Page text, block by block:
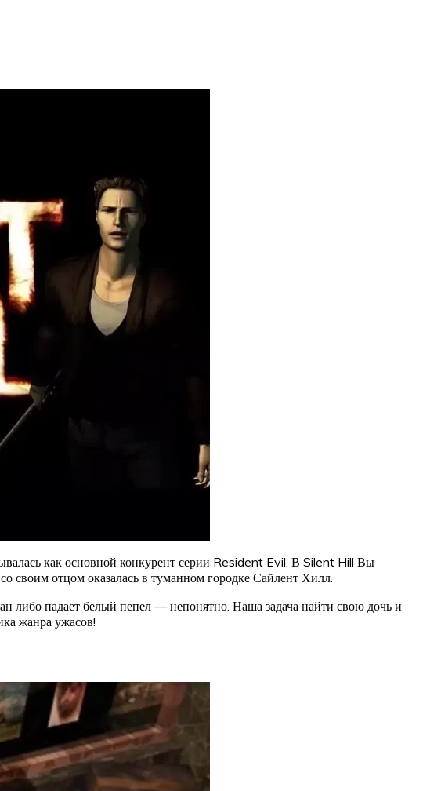
как основной конкурент серии Resident Evil. В Silent Hill Вы
своим отцом оказалась в туманном городке Сайлент Хилл.
либо падает белый пепел — непонятно. Наша задача найти свою дочь и
жанра ужасов!